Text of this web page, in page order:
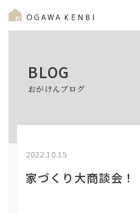
BLOG
おがけんブログ
2022.10.15
家づくり大商談会！